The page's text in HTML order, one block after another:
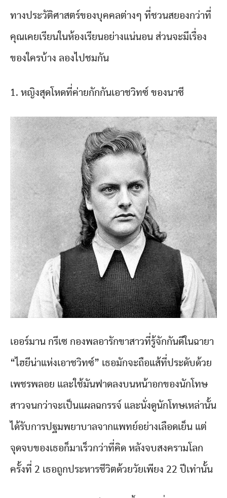
ทางประวัติศาสตร์ของบุคคลต่างๆ ที่ชวนสยองกว่าที่
คุณเคยเรียนในห้องเรียนอย่างแน่นอน ส่วนจะมีเรื่อง
ของใครบ้าง ลองไปชมกัน
1. หญิงสุดโหดที่ค่ายกักกันเอาชวิทซ์ ของนาซี
เออร์มาน กรีเซ กองพลอารักขาสาวที่รู้จักกันดีในฉายา
“ไฮยีน่าแห่งเอาชวิทซ์” เธอมักจะถือแส้ที่ประดับด้วย
เพชรพลอย และใช้มันฟาดลงบนหน้าอกของนักโทษ
สาวจนกว่าจะเป็นแผลฉกรรจ์ และนั่งดูนักโทษเหล่านั้น
ได้รับการปฐมพยาบาลจากแพทย์อย่างเลือดเย็น แต่
จุดจบของเธอก็มาเร็วกว่าที่คิด หลังจบสงครามโลก
ครั้งที่ 2 เธอถูกประหารชีวิตด้วยวัยเพียง 22 ปีเท่านั้น